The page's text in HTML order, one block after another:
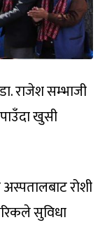
राजेश सम्भाजी
खुसी
रोशी
सुविधा